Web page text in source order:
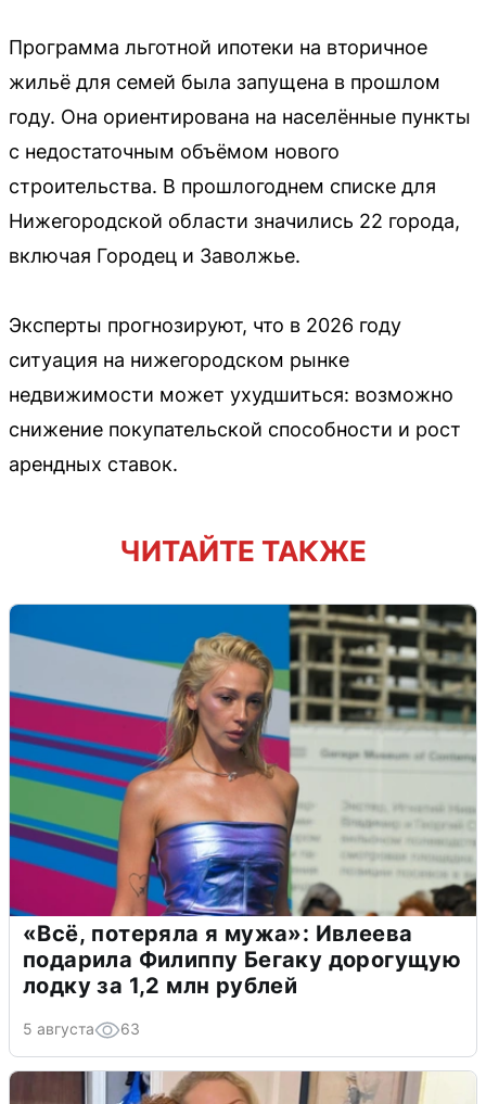
Программа льготной ипотеки на вторичное
жильё для семей была запущена в прошлом
году. Она ориентирована на населённые пункты
с недостаточным объёмом нового
строительства. В прошлогоднем списке для
Нижегородской области значились 22 города,
включая Городец и Заволжье.
Эксперты прогнозируют, что в 2026 году
ситуация на нижегородском рынке
недвижимости может ухудшиться: возможно
снижение покупательской способности и рост
арендных ставок.
ЧИТАЙТЕ ТАКЖЕ
«Всё, потеряла я мужа»: Ивлеева
подарила Филиппу Бегаку дорогущую
лодку за 1,2 млн рублей
5 августа 63